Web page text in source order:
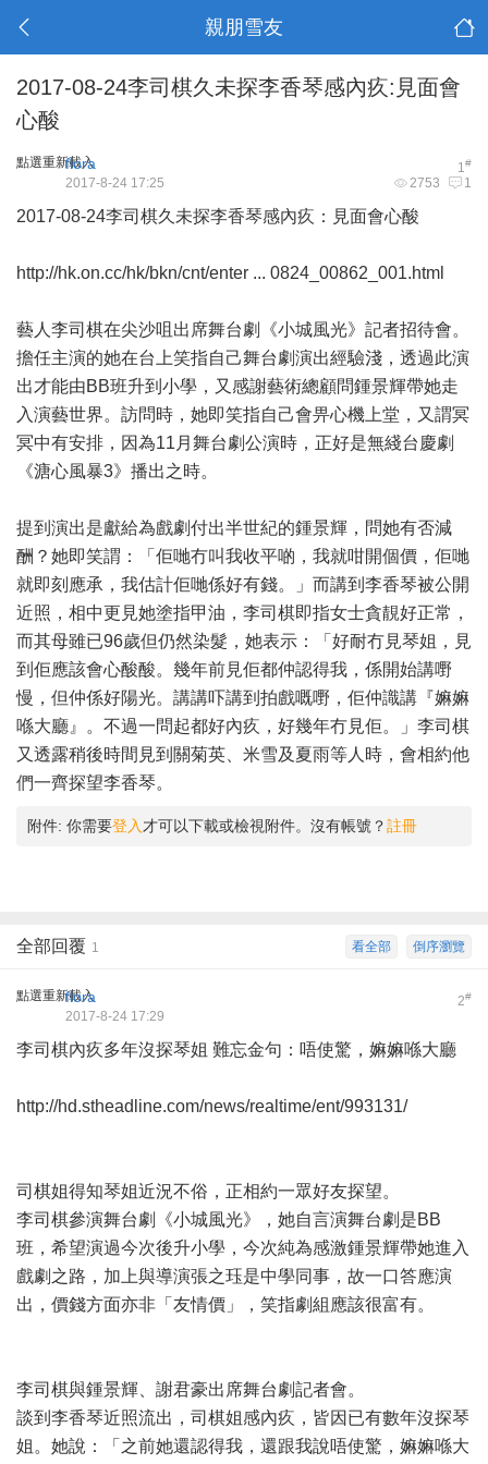
親朋雪友
2017-08-24李司棋久未探李香琴感內疚:見面會
心酸
點選重新載入 1#
flora
2753 1
2017-8-24 17:25
2017-08-24李司棋久未探李香琴感內疚：見面會心酸
http://hk.on.cc/hk/bkn/cnt/enter ... 0824_00862_001.html
藝人李司棋在尖沙咀出席舞台劇《小城風光》記者招待會。
擔任主演的她在台上笑指自己舞台劇演出經驗淺，透過此演
出才能由BB班升到小學，又感謝藝術總顧問鍾景輝帶她走
入演藝世界。訪問時，她即笑指自己會畀心機上堂，又謂冥
冥中有安排，因為11月舞台劇公演時，正好是無綫台慶劇
《溏心風暴3》播出之時。
提到演出是獻給為戲劇付出半世紀的鍾景輝，問她有否減
酬？她即笑謂：「佢哋冇叫我收平啲，我就咁開個價，佢哋
就即刻應承，我估計佢哋係好有錢。」而講到李香琴被公開
近照，相中更見她塗指甲油，李司棋即指女士貪靚好正常，
而其母雖已96歲但仍然染髮，她表示：「好耐冇見琴姐，見
到佢應該會心酸酸。幾年前見佢都仲認得我，係開始講嘢
慢，但仲係好陽光。講講吓講到拍戲嘅嘢，佢仲識講『嫲嫲
喺大廳』。不過一問起都好內疚，好幾年冇見佢。」李司棋
又透露稍後時間見到關菊英、米雪及夏雨等人時，會相約他
們一齊探望李香琴。
附件: 你需要登入 才可以下載或檢視附件。沒有帳號？註冊
倒序瀏覽
看全部
全部回覆 1
點選重新載入 2#
flora
2017-8-24 17:29
李司棋內疚多年沒探琴姐 難忘金句：唔使驚，嫲嫲喺大廳
http://hd.stheadline.com/news/realtime/ent/993131/
司棋姐得知琴姐近況不俗，正相約一眾好友探望。
李司棋參演舞台劇《小城風光》，她自言演舞台劇是BB
班，希望演過今次後升小學，今次純為感激鍾景輝帶她進入
戲劇之路，加上與導演張之珏是中學同事，故一口答應演
出，價錢方面亦非「友情價」，笑指劇組應該很富有。
李司棋與鍾景輝、謝君豪出席舞台劇記者會。
談到李香琴近照流出，司棋姐感內疚，皆因已有數年沒探琴
姐。她說：「之前她還認得我，還跟我說唔使驚，嫲嫲喺大